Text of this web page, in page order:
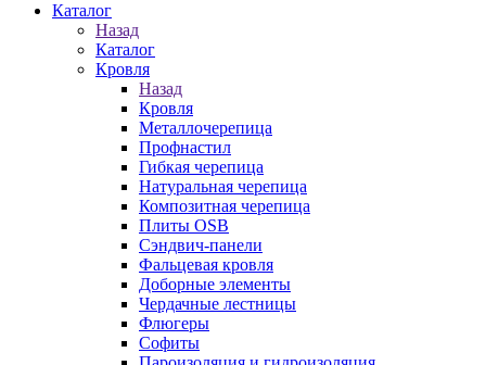
Каталог
Назад
Каталог
Кровля
Назад
Кровля
Металлочерепица
Профнастил
Гибкая черепица
Натуральная черепица
Композитная черепица
Плиты OSB
Сэндвич-панели
Фальцевая кровля
Доборные элементы
Чердачные лестницы
Флюгеры
Софиты